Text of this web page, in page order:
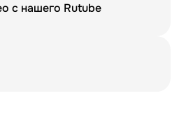
с нашего Rutube